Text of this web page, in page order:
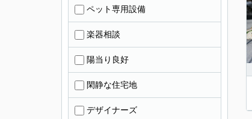
ペット専用設備
楽器相談
陽当り良好
閑静な住宅地
デザイナーズ